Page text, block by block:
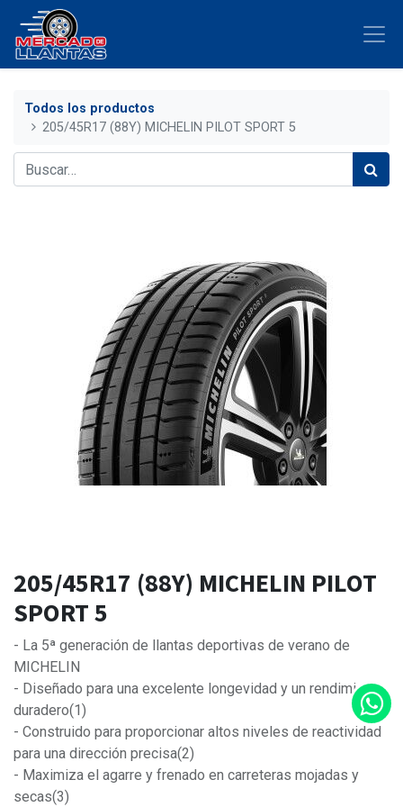
Todos los productos
205/45R17 (88Y) MICHELIN PILOT SPORT 5
205/45R17 (88Y) MICHELIN PILOT
SPORT 5
- La 5ª generación de llantas deportivas de verano de
MICHELIN
- Diseñado para una excelente longevidad y un rendimiento
duradero(1)
- Construido para proporcionar altos niveles de reactividad
para una dirección precisa(2)
- Maximiza el agarre y frenado en carreteras mojadas y
secas(3)